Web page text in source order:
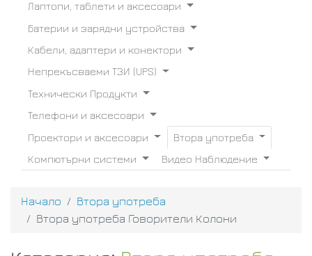
Лаптопи, таблети и аксесоари
Батерии и зарядни устройства
Кабели, адаптери и конектори
Непрекъсваеми ТЗИ (UPS)
Технически Продукти
Телефони и аксесоари
Проектори и аксесоари
Втора употреба
Компютърни системи
Видео Наблюдение
Начало
Втора употреба
Втора употреба Говорители Колони